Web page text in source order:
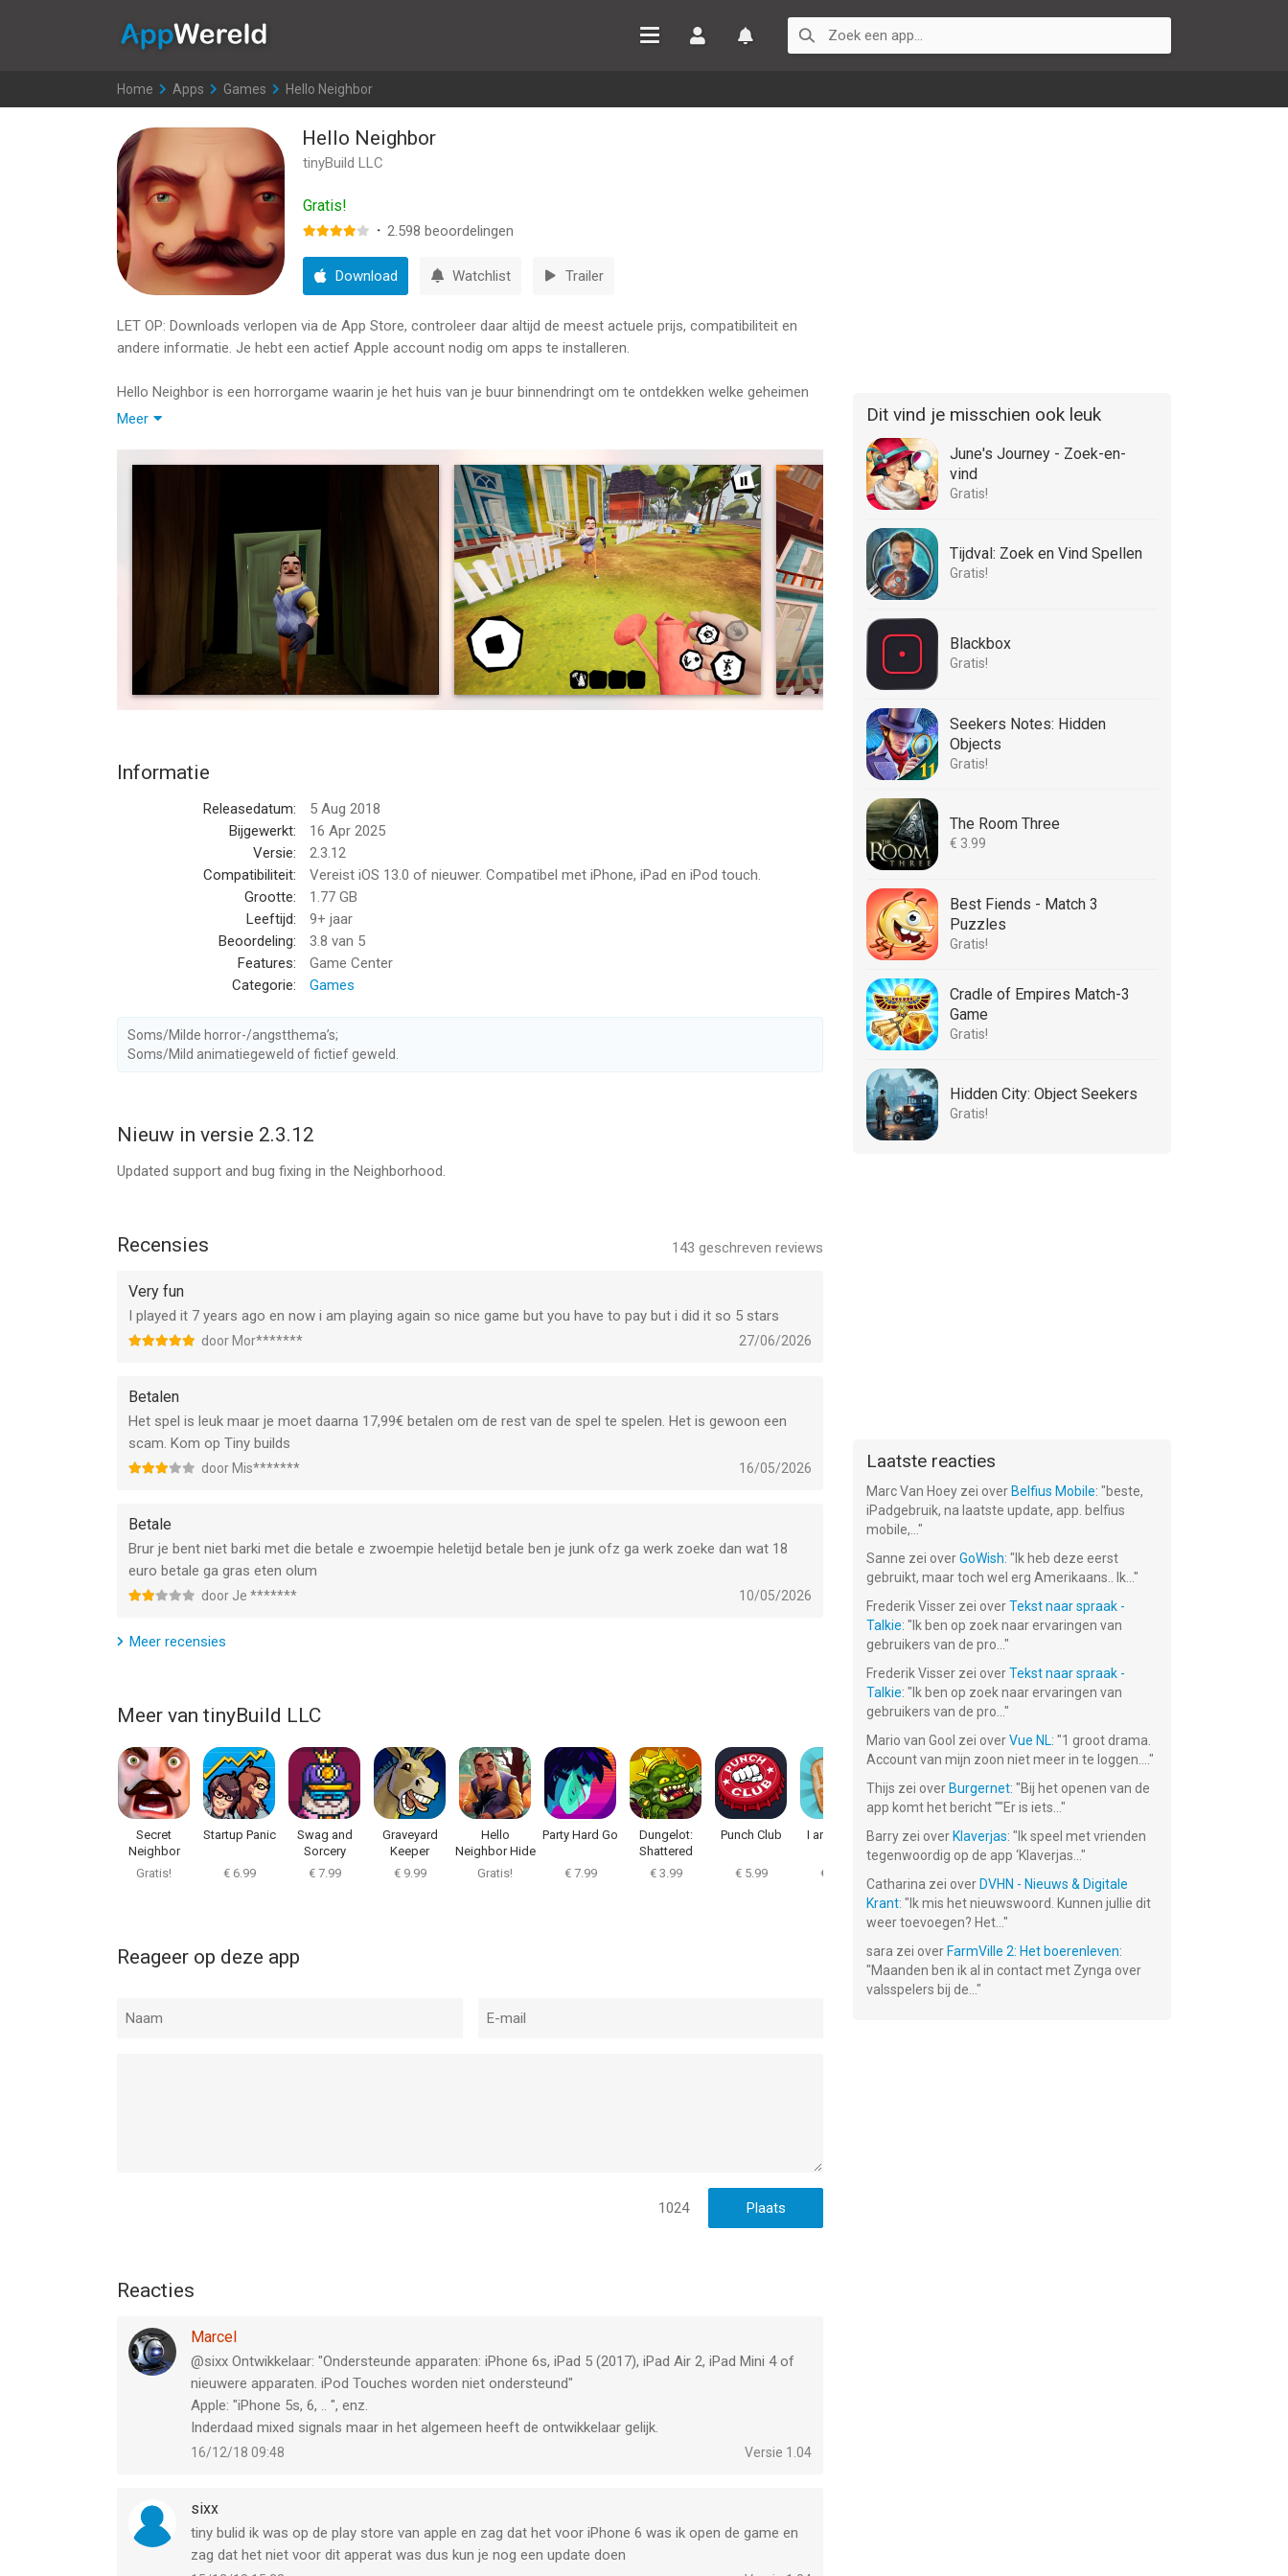
Home >
Apps >
Games >
Hello Neighbor
Hello Neighbor
tinyBuild LLC
Gratis!
· 2.598 beoordelingen
Download Watchlist Trailer
LET OP: Downloads verlopen via de App Store, controleer daar altijd de meest actuele prijs, compatibiliteit en
andere informatie. Je hebt een actief Apple account nodig om apps te installeren.
Hello Neighbor is een horrorgame waarin je het huis van je buur binnendringt om te ontdekken welke geheimen
hij verbergt in de kelder. Je speelt tegen een geavanceerde AI die leert uit alles wat je doet. Klim je graag door
* Ondersteunde apparaten: iPhone 6s, iPad 5 (2017), iPad Air 2, iPad Mini 4 of nieuwere apparaten. iPod Touches
Hello Neighbor van tinyBuild LLC is een app voor iPhone, iPad en iPod touch met iOS versie 13.0 of hoger,
geschikt bevonden voor gebruikers met leeftijden vanaf9 jaar.
Informatie voor Hello Neighboris het laatst vergeleken op 6 Aug om 22:46.
Meer
Informatie
Releasedatum:
5 Aug 2018
Bijgewerkt:
16 Apr 2025
Versie:
2.3.12
Compatibiliteit:
Vereist iOS 13.0 of nieuwer. Compatibel met iPhone, iPad en iPod touch.
Grootte:
1.77 GB
Leeftijd:
9+ jaar
Beoordeling:
3.8 van 5
Features:
Game Center
Categorie:
Games
Soms/Milde horror-/angstthema’s;
Soms/Mild animatiegeweld of fictief geweld.
Nieuw in versie 2.3.12
Updated support and bug fixing in the Neighborhood.
143 geschreven reviews
Recensies
Very fun
I played it 7 years ago en now i am playing again so nice game but you have to pay but i did it so 5 stars
door Mor******* 27/06/2026
Betalen
Het spel is leuk maar je moet daarna 17,99€ betalen om de rest van de spel te spelen. Het is gewoon een
scam. Kom op Tiny builds
door Mis******* 16/05/2026
Betale
Brur je bent niet barki met die betale e zwoempie heletijd betale ben je junk ofz ga werk zoeke dan wat 18
euro betale ga gras eten olum
door Je ******* 10/05/2026
Meer recensies
Meer van tinyBuild LLC
Secret
Neighbor
Gratis!
Startup Panic
€ 6.99
Swag and
Sorcery
€ 7.99
Graveyard
Keeper
€ 9.99
Hello
Neighbor Hide
& Seek
Gratis!
Party Hard Go
€ 7.99
Dungelot:
Shattered
Lands
€ 3.99
Punch Club
€ 5.99
I am Bread
€ 5.99
Divide By
Sheep
Reageer op deze app
1024
Reacties
Marcel
@sixx Ontwikkelaar: "Ondersteunde apparaten: iPhone 6s, iPad 5 (2017), iPad Air 2, iPad Mini 4 of
nieuwere apparaten. iPod Touches worden niet ondersteund"
Apple: "iPhone 5s, 6, .. ", enz.
Inderdaad mixed signals maar in het algemeen heeft de ontwikkelaar gelijk.
Versie 1.04
16/12/18 09:48
sixx
tiny bulid ik was op de play store van apple en zag dat het voor iPhone 6 was ik open de game en
zag dat het niet voor dit apperat was dus kun je nog een update doen
Dit vind je misschien ook leuk
June's Journey - Zoek-en-
vind
Gratis!
Tijdval: Zoek en Vind Spellen
Gratis!
Blackbox
Gratis!
Seekers Notes: Hidden
Objects
Gratis!
The Room Three
€ 3.99
Best Fiends - Match 3
Puzzles
Gratis!
Cradle of Empires Match-3
Game
Gratis!
Hidden City: Object Seekers
Gratis!
Laatste reacties
Marc Van Hoey zei over Belfius Mobile: "beste,
iPadgebruik, na laatste update, app. belfius
mobile,... "
Sanne zei overGoWish: " Ik heb deze eerst
gebruikt, maar toch wel erg Amerikaans.. Ik... "
Frederik Visser zei overTekst naar spraak -
Talkie: " Ik ben op zoek naar ervaringen van
gebruikers van de pro... "
Frederik Visser zei overTekst naar spraak -
Talkie: " Ik ben op zoek naar ervaringen van
gebruikers van de pro... "
Mario van Gool zei overVue NL: "1 groot drama.
Account van mijn zoon niet meer in te loggen.... "
Thijs zei over Burgernet: "Bij het openen van de
app komt het bericht ""Er is iets... "
Barry zei over Klaverjas: " Ik speel met vrienden
tegenwoordig op de app ‘Klaverjas... "
Catharina zei over DVHN - Nieuws & Digitale
Krant: " Ik mis het nieuwswoord. Kunnen jullie dit
weer toevoegen? Het... "
sara zei over FarmVille 2: Het boerenleven:
"Maanden ben ik al in contact met Zynga over
valsspelers bij de... "